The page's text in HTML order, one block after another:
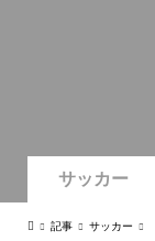
サッカー
記事 サッカー